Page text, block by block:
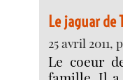
Le jaguar de
25 avril 2011,
Le coeur